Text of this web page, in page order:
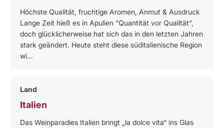
Höchste Qualität, fruchtige Aromen, Anmut & Ausdruck
Lange Zeit hieß es in Apulien "Quantität vor Qualität",
doch glücklicherweise hat sich das in den letzten Jahren
stark geändert. Heute steht diese süditalienische Region
wi...
Land
Italien
Das Weinparadies Italien bringt „la dolce vita“ ins Glas